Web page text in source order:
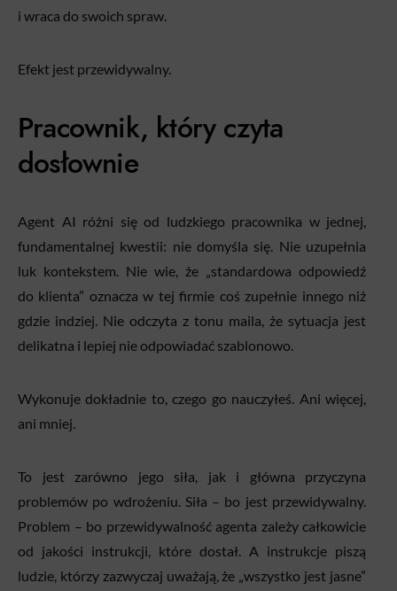
i wraca do swoich spraw.
Efekt jest przewidywalny.
Pracownik, który czyta
dosłownie
Agent AI różni się od ludzkiego pracownika w jednej,
fundamentalnej kwestii: nie domyśla się. Nie uzupełnia
luk kontekstem. Nie wie, że „standardowa odpowiedź
do klienta” oznacza w tej firmie coś zupełnie innego niż
gdzie indziej. Nie odczyta z tonu maila, że sytuacja jest
delikatna i lepiej nie odpowiadać szablonowo.
Wykonuje dokładnie to, czego go nauczyłeś. Ani więcej,
ani mniej.
To jest zarówno jego siła, jak i główna przyczyna
problemów po wdrożeniu. Siła – bo jest przewidywalny.
Problem – bo przewidywalność agenta zależy całkowicie
od jakości instrukcji, które dostał. A instrukcje piszą
ludzie, którzy zazwyczaj uważają, że „wszystko jest jasne”